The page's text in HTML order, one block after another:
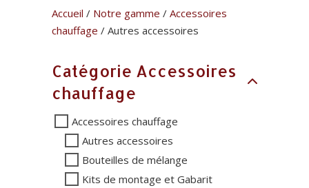
Accueil / Notre gamme / Accessoires
chauffage / Autres accessoires
Catégorie Accessoires
chauffage
Accessoires chauffage
Autres accessoires
Bouteilles de mélange
Kits de montage et Gabarit